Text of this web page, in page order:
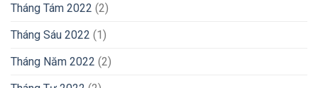
Tháng Tám 2022 (2)
Tháng Sáu 2022 (1)
Tháng Năm 2022 (2)